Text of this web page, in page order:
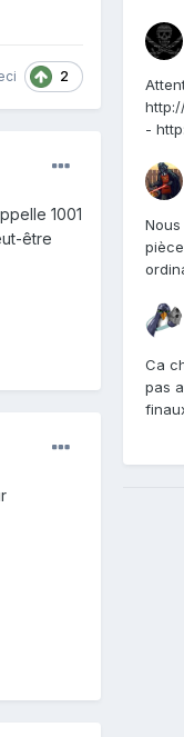
2
1001
être
-
Ca
pas